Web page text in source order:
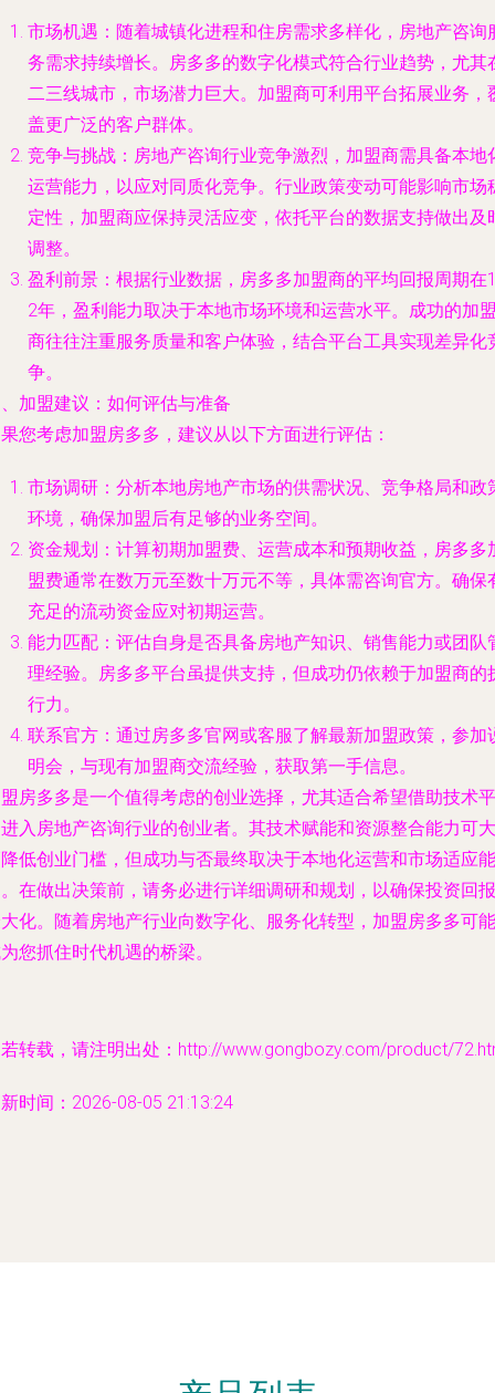
市场机遇：随着城镇化进程和住房需求多样化，房地产咨询
务需求持续增长。房多多的数字化模式符合行业趋势，尤其
二三线城市，市场潜力巨大。加盟商可利用平台拓展业务，
盖更广泛的客户群体。
竞争与挑战：房地产咨询行业竞争激烈，加盟商需具备本地
运营能力，以应对同质化竞争。行业政策变动可能影响市场
定性，加盟商应保持灵活应变，依托平台的数据支持做出及
调整。
盈利前景：根据行业数据，房多多加盟商的平均回报周期在
2年，盈利能力取决于本地市场环境和运营水平。成功的加
商往往注重服务质量和客户体验，结合平台工具实现差异化
争。
加盟建议：如何评估与准备
您考虑加盟房多多，建议从以下方面进行评估：
市场调研：分析本地房地产市场的供需状况、竞争格局和政
环境，确保加盟后有足够的业务空间。
资金规划：计算初期加盟费、运营成本和预期收益，房多多
盟费通常在数万元至数十万元不等，具体需咨询官方。确保
充足的流动资金应对初期运营。
能力匹配：评估自身是否具备房地产知识、销售能力或团队
理经验。房多多平台虽提供支持，但成功仍依赖于加盟商的
行力。
联系官方：通过房多多官网或客服了解最新加盟政策，参加
明会，与现有加盟商交流经验，获取第一手信息。
房多多是一个值得考虑的创业选择，尤其适合希望借助技术平
入房地产咨询行业的创业者。其技术赋能和资源整合能力可大
低创业门槛，但成功与否最终取决于本地化运营和市场适应能
在做出决策前，请务必进行详细调研和规划，以确保投资回报
化。随着房地产行业向数字化、服务化转型，加盟房多多可能
您抓住时代机遇的桥梁。
转载，请注明出处：http://www.gongbozy.com/product/
时间：2026-08-05 21:13:24